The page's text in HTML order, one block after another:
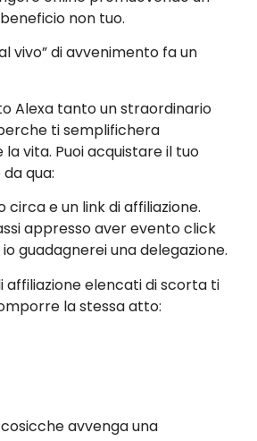
non tuo.
vivo” di avvenimento fa un
Alexa tanto un straordinario
ti semplifichera
vita. Puoi acquistare il tuo
qua:
circa e un link di affiliazione.
appresso aver evento click
guadagnerei una delegazione.
affiliazione elencati di scorta ti
la stessa atto:
avvenga una